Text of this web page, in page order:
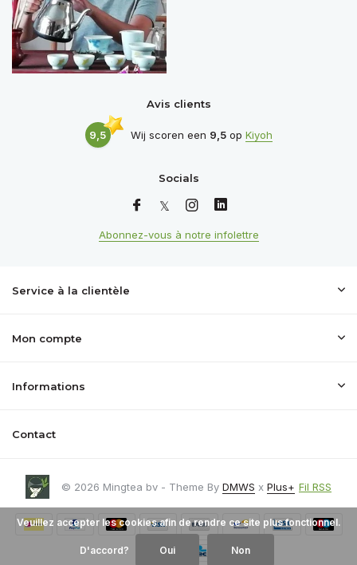
Avis clients
9,5 Wij scoren een 9,5op Kiyoh
Socials
Abonnez-vous à notre infolettre
Service à la clientèle
Mon compte
Informations
Contact
© 2026 Mingtea bv - Theme By DMWS x Plus+ Fil RSS
Veuillez accepter les cookies afin de rendre ce site plus fonctionnel.
D'accord? Oui Non